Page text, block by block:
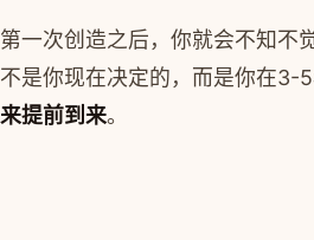
一次创造之后，你就会不知不
是你现在决定的，而是你在3-5
提前到来。